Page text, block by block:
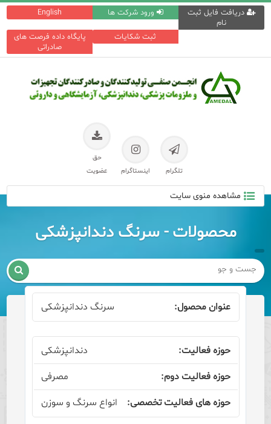
English ورود شرکت ها
دریافت فایل ثبت
نام
پایگاه داده فرصت های
صادراتی
ثبت شکایات
تلگرام اینستاگرام
حق
عضویت
مشاهده منوی سایت
محصولات - سرنگ دندانپزشکی

سرنگ دندانپزشکی
دندانپزشکی
مصرفی
انواع سرنگ و سوزن